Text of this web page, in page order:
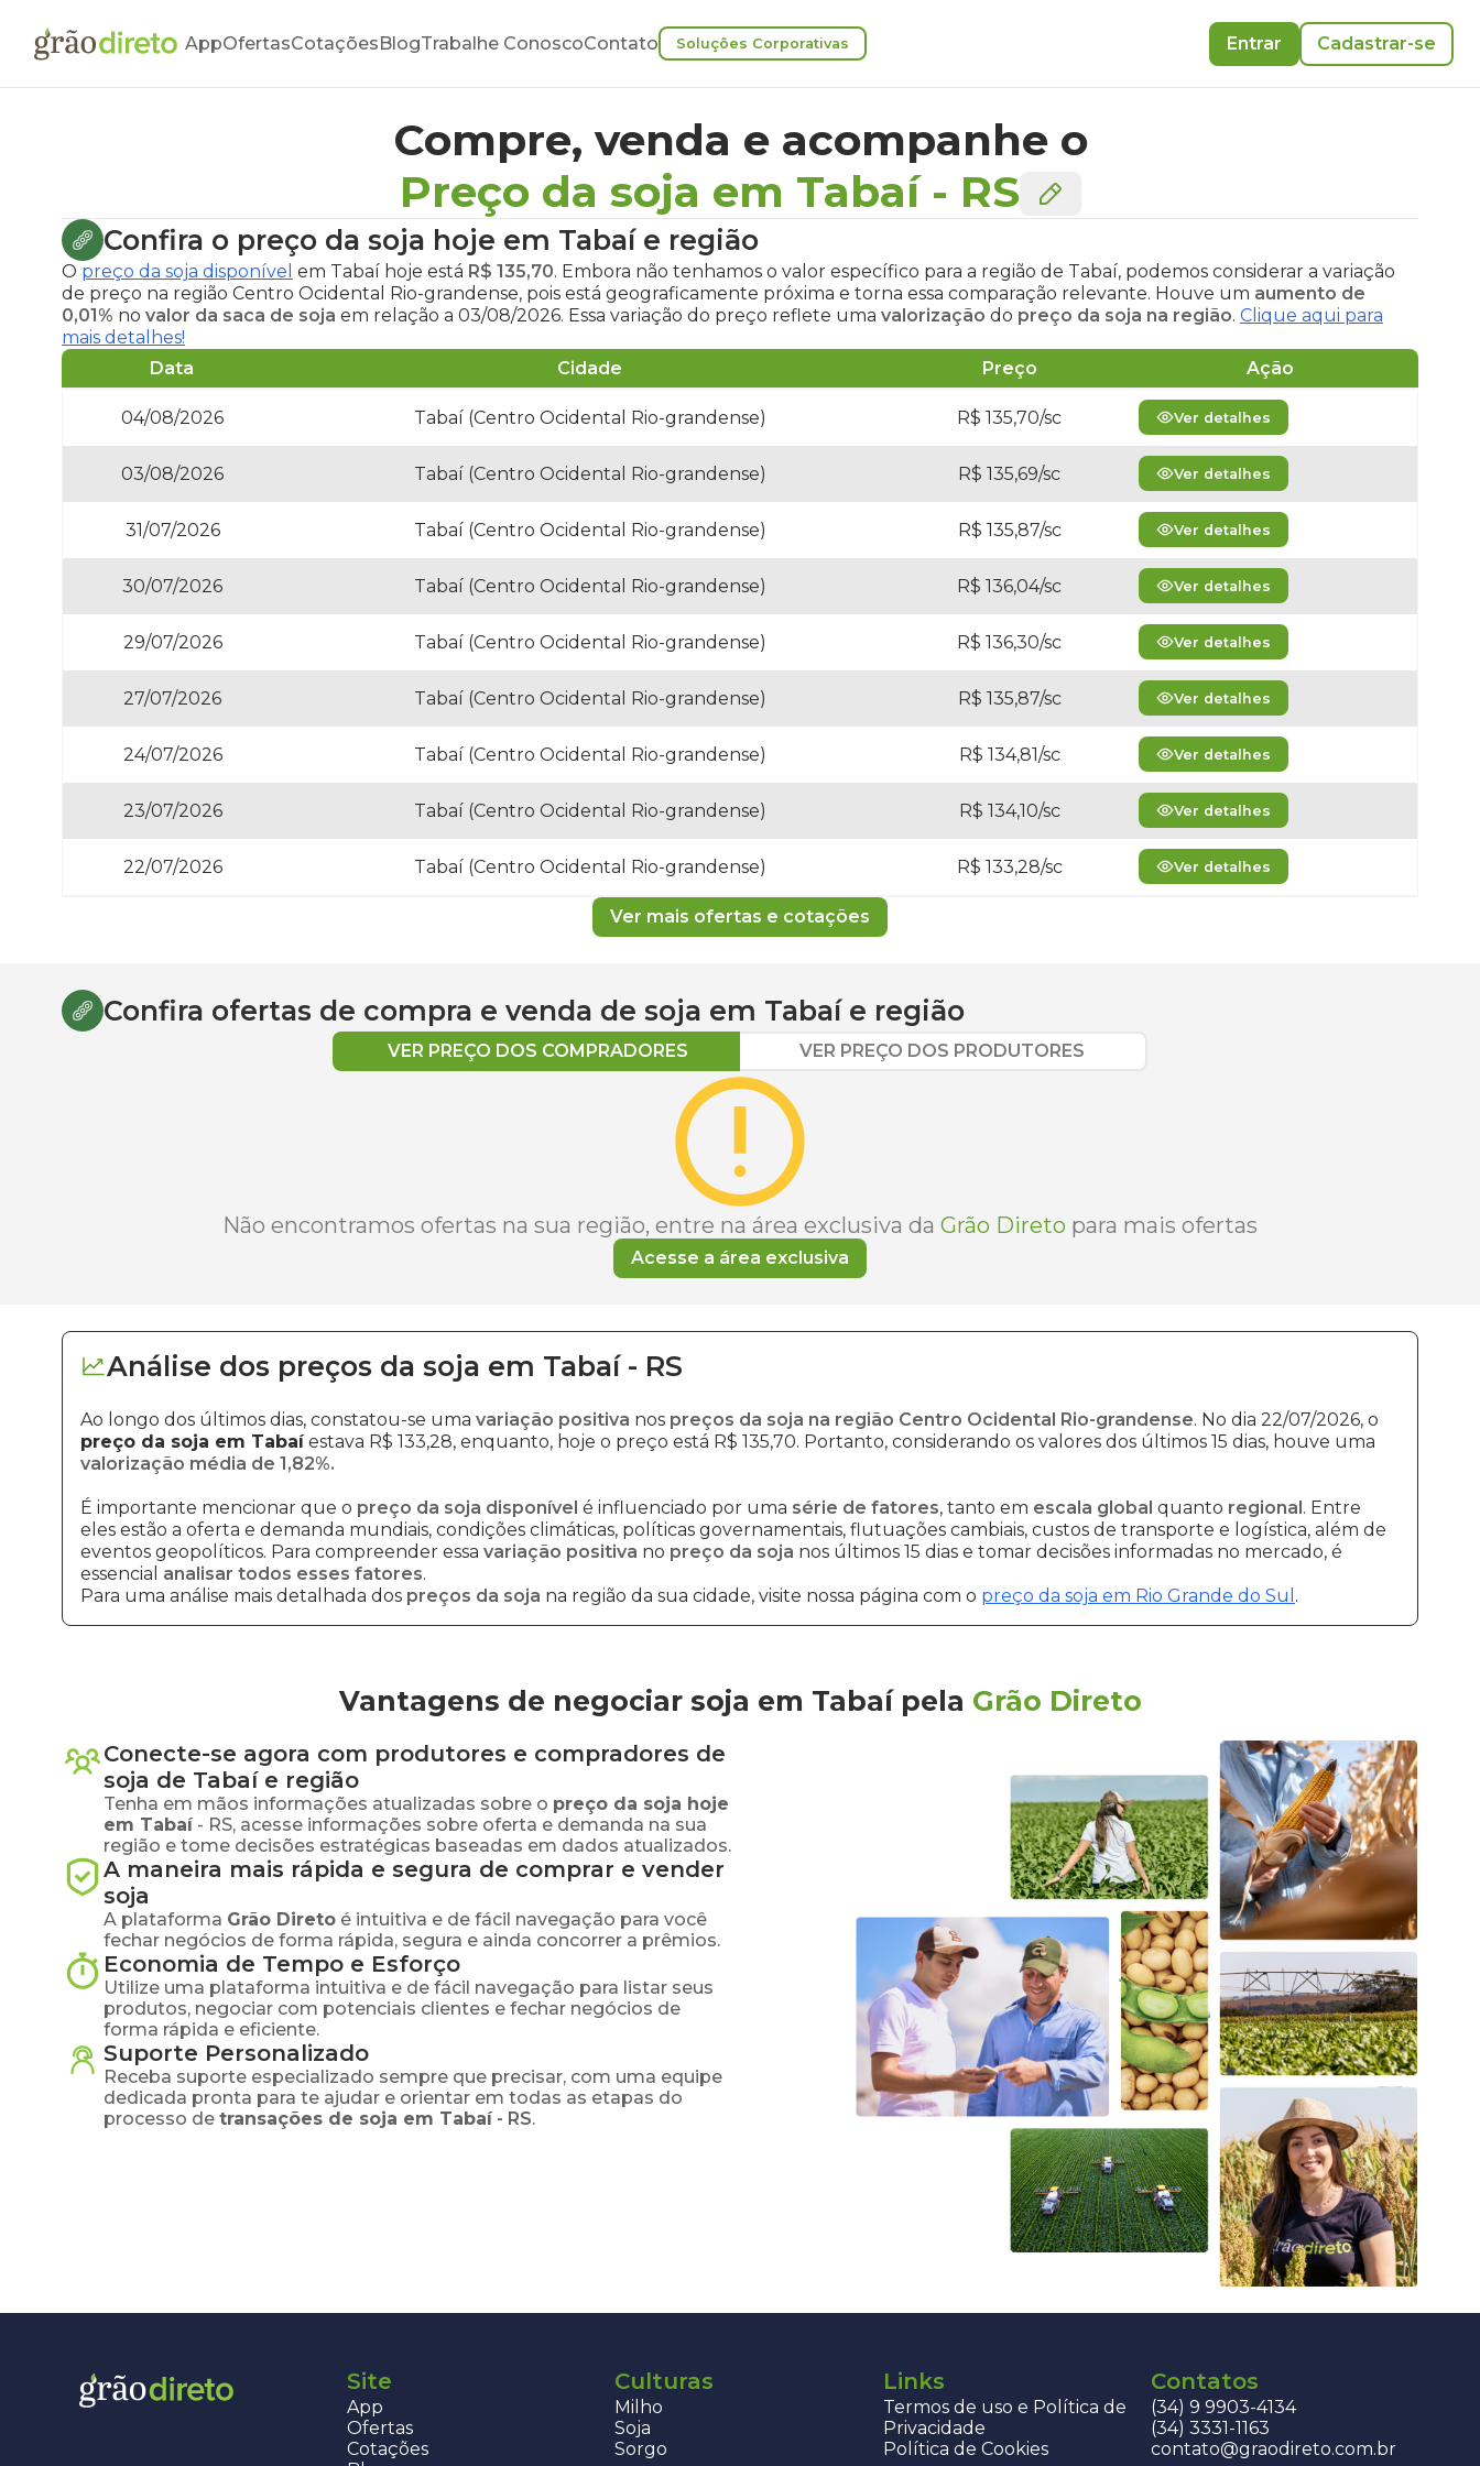
AppOfertasCotaçõesBlogTrabalhe ConoscoContato Soluções Corporativas Entrar Cadastrar-se
Compre, venda e acompanhe o
Preço da soja em Tabaí - RS
Confira o preço da soja hoje em Tabaíe região
O preço da soja disponível em Tabaí hoje está R$ 135,70. Embora não tenhamos o valor específico para a região de Tabaí, podemos considerar a variação
de preço na região Centro Ocidental Rio-grandense, pois está geograficamente próxima e torna essa comparação relevante. Houve um aumento de
0,01% no valor da saca de soja em relação a 03/08/2026. Essa variação do preço reflete uma valorização do preço da soja na região. Clique aqui para
mais detalhes!
Data
Cidade Preço Ação
04/08/2026 Tabaí (Centro Ocidental Rio-grandense) R$ 135,70/sc Ver detalhes
03/08/2026 Tabaí (Centro Ocidental Rio-grandense) R$ 135,69/sc Ver detalhes
31/07/2026 Tabaí (Centro Ocidental Rio-grandense) R$ 135,87/sc Ver detalhes
30/07/2026 Tabaí (Centro Ocidental Rio-grandense) R$ 136,04/sc Ver detalhes
29/07/2026 Tabaí (Centro Ocidental Rio-grandense) R$ 136,30/sc Ver detalhes
27/07/2026 Tabaí (Centro Ocidental Rio-grandense) R$ 135,87/sc Ver detalhes
24/07/2026 Tabaí (Centro Ocidental Rio-grandense) R$ 134,81/sc Ver detalhes
23/07/2026 Tabaí (Centro Ocidental Rio-grandense) R$ 134,10/sc Ver detalhes
22/07/2026 Tabaí (Centro Ocidental Rio-grandense) R$ 133,28/sc Ver detalhes
Ver mais ofertas e cotações
Confira ofertas de compra e venda de soja em Tabaíe região
VER PREÇO DOS COMPRADORES VER PREÇO DOS PRODUTORES
Não encontramos ofertas na sua região, entre na área exclusiva da Grão Direto para mais ofertas
Acesse a área exclusiva
Análise dos preços da soja em Tabaí - RS
Ao longo dos últimos dias, constatou-se uma variação positiva nos preços da soja na região Centro Ocidental Rio-grandense. No dia 22/07/2026, o
preço da soja em Tabaíestava R$ 133,28, enquanto, hoje o preço está R$ 135,70. Portanto, considerando os valores dos últimos 15 dias, houve uma
valorização média de 1,82%.
É importante mencionar que o preço da soja disponível é influenciado por uma série de fatores, tanto em escala global quanto regional. Entre
eles estão a oferta e demanda mundiais, condições climáticas, políticas governamentais, flutuações cambiais, custos de transporte e logística, além de
eventos geopolíticos. Para compreender essa variação positiva no preço da soja nos últimos 15 dias e tomar decisões informadas no mercado, é
essencial analisar todos esses fatores.
Para uma análise mais detalhada dos preços da soja na região da sua cidade, visite nossa página com o preço da soja em Rio Grande do Sul .
Vantagens de negociar soja em Tabaí pela Grão Direto
Conecte-se agora com produtores e compradores de
soja de Tabaíe região
Tenha em mãos informações atualizadas sobre o preço da soja hoje
em Tabaí - RS, acesse informações sobre oferta e demanda na sua
região e tome decisões estratégicas baseadas em dados atualizados.
A maneira mais rápida e segura de comprar e vender
soja
A plataforma Grão Direto é intuitiva e de fácil navegação para você
fechar negócios de forma rápida, segura e ainda concorrer a prêmios.
Economia de Tempo e Esforço
Utilize uma plataforma intuitiva e de fácil navegação para listar seus
produtos, negociar com potenciais clientes e fechar negócios de
forma rápida e eficiente.
Suporte Personalizado
Receba suporte especializado sempre que precisar, com uma equipe
dedicada pronta para te ajudar e orientar em todas as etapas do
processo de transações de soja em Tabaí - RS.
Site
App
Ofertas
Cotações
Culturas
Milho
Soja
Sorgo
Links
Termos de uso e Política de
Privacidade
Política de Cookies
Contatos
(34) 9 9903-4134
(34) 3331-1163
contato@graodireto.com.br